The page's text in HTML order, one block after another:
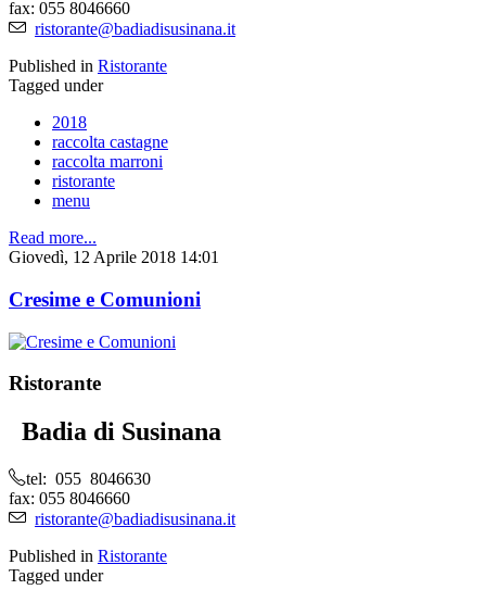
fax: 055 8046660
ristorante@badiadisusinana.it
Published in Ristorante
Tagged under
2018
raccolta castagne
raccolta marroni
ristorante
menu
Read more...
Giovedì, 12 Aprile 2018 14:01
Cresime e Comunioni
Ristorante
Badia di Susinana
tel: 055 8046630
fax: 055 8046660
ristorante@badiadisusinana.it
Published in Ristorante
Tagged under